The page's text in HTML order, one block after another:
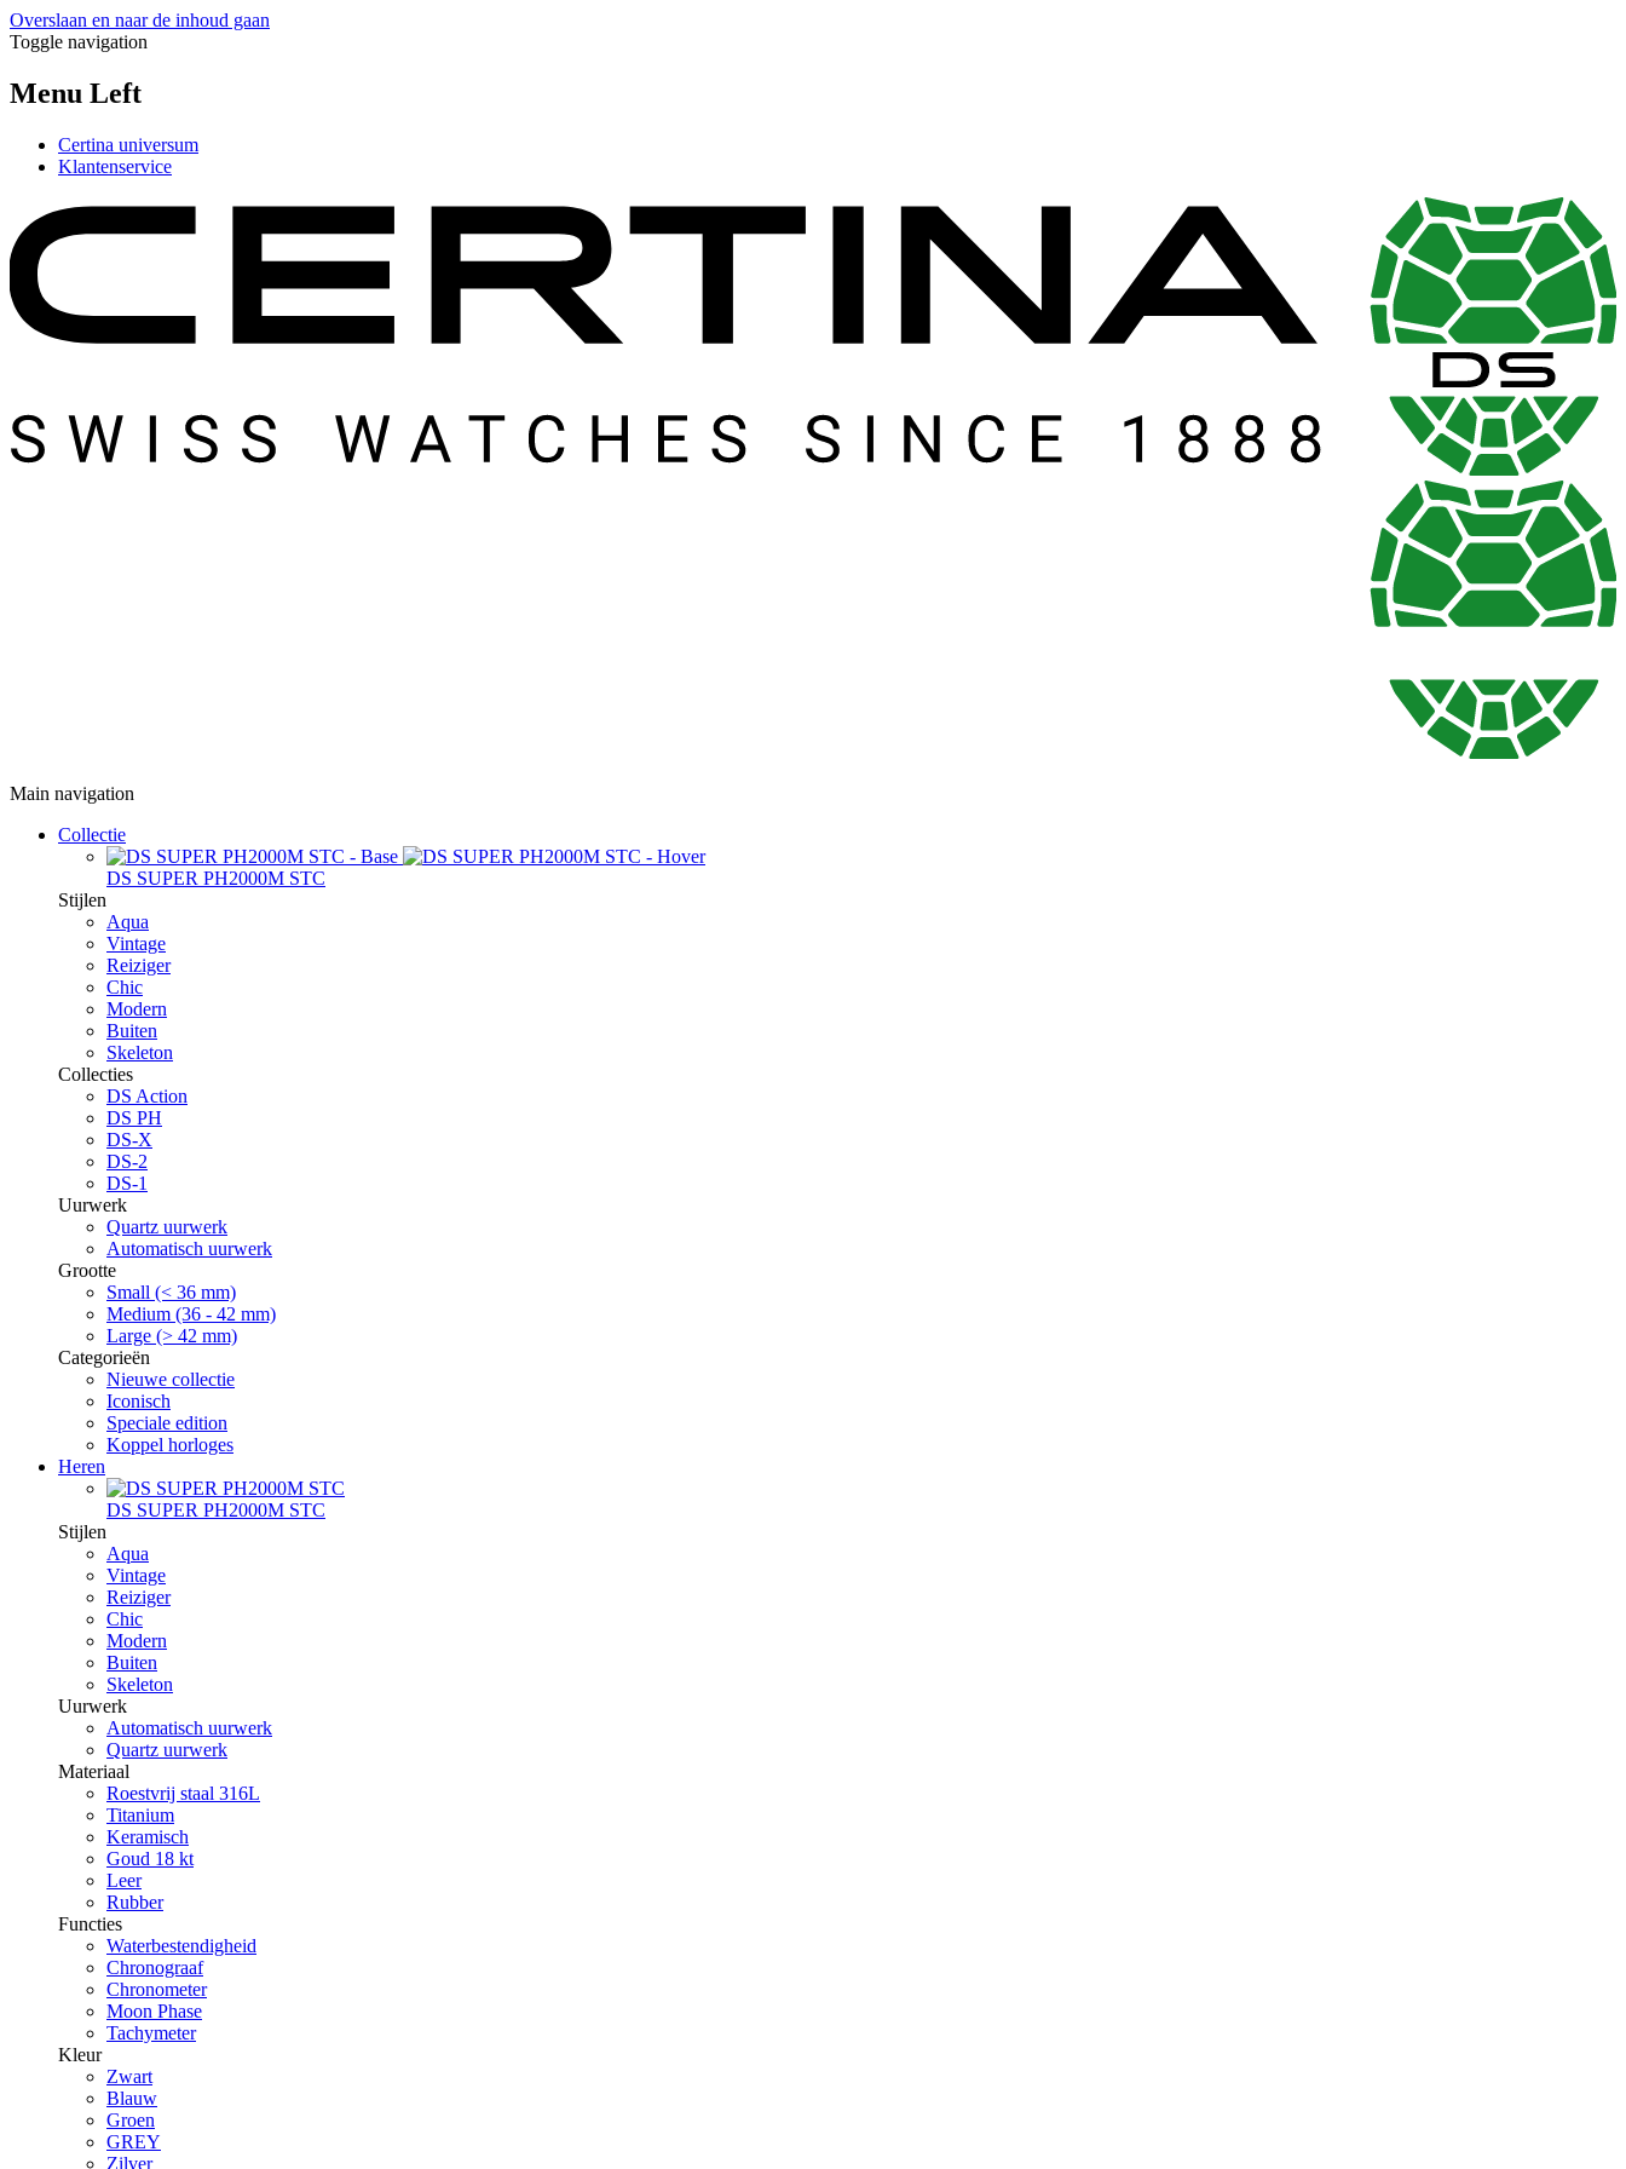
Overslaan en naar de inhoud gaan
Toggle navigation
Menu Left
Certina universum
Klantenservice
Main navigation
Collectie
DS SUPER PH2000M STC
Stijlen
Aqua
Vintage
Reiziger
Chic
Modern
Buiten
Skeleton
Collecties
DS Action
DS PH
DS-X
DS-2
DS-1
Uurwerk
Quartz uurwerk
Automatisch uurwerk
Grootte
Small (< 36 mm)
Medium (36 - 42 mm)
Large (> 42 mm)
Categorieën
Nieuwe collectie
Iconisch
Speciale edition
Koppel horloges
Heren
DS SUPER PH2000M STC
Stijlen
Aqua
Vintage
Reiziger
Chic
Modern
Buiten
Skeleton
Uurwerk
Automatisch uurwerk
Quartz uurwerk
Materiaal
Roestvrij staal 316L
Titanium
Keramisch
Goud 18 kt
Leer
Rubber
Functies
Waterbestendigheid
Chronograaf
Chronometer
Moon Phase
Tachymeter
Kleur
Zwart
Blauw
Groen
GREY
Zilver